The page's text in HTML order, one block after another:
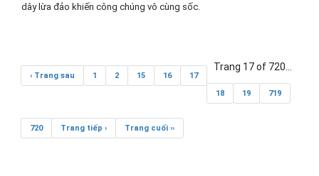
dây lừa đảo khiến công chúng vô cùng sốc.
Trang 17 of 720
‹ Trang sau 1 2 15 16
17
18
19 719
720 Trang tiếp › Trang cuối ››